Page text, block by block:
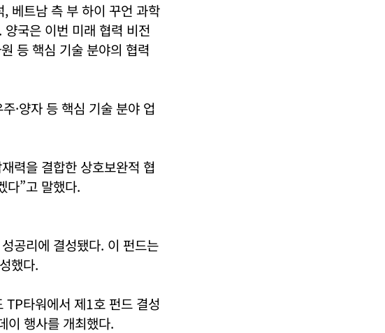
베트남 측 부 하이 꾸언 과학
국은 이번 미래 협력 비전
등 핵심 기술 분야의 협력
·양자 등 핵심 기술 분야 업
력을 결합한 상호보완적 협
다”고 말했다.
공리에 결성됐다. 이 펀드는
했다.
타워에서 제1호 펀드 결성
이 행사를 개최했다.